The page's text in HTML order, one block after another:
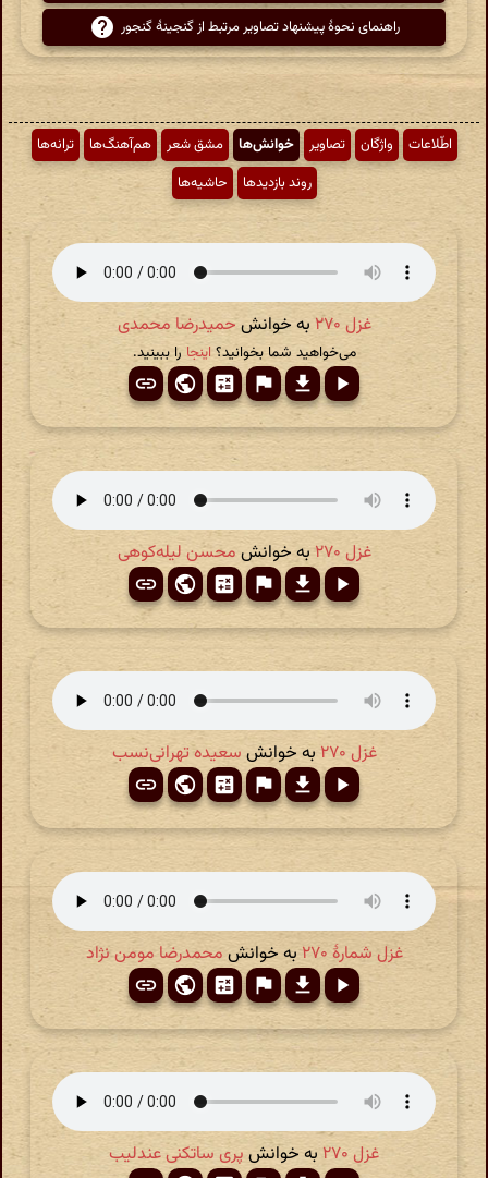
راهنمای نحوهٔ پیشنهاد تصاویر مرتبط از گنجینهٔ گنجور
اطّلاعات واژگان تصاویر خوانش‌ها مشق شعر هم‌آهنگ‌ها
ترانه‌ها
روند بازدیدها
حاشیه‌ها
غزل ۲۷۰ به خوانشحمیدرضا محمدی
می‌خواهید شما بخوانید؟اینجا را ببینید.
غزل ۲۷۰ به خوانش محسن لیله‌کوهی
غزل ۲۷۰ به خوانش سعیده تهرانی‌نسب
غزل شمارهٔ ۲۷۰ به خوانش محمدرضا مومن نژاد
غزل ۲۷۰ به خوانش پری ساتکنی عندلیب